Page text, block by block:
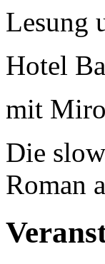
Lesung
Hotel
mit
Die
Roman